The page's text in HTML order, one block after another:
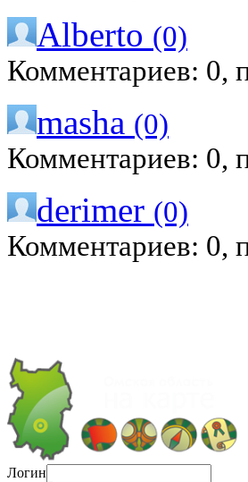
Alberto (0)
Комментариев: 0,
masha (0)
Комментариев: 0,
derimer (0)
Комментариев: 0,
Логин